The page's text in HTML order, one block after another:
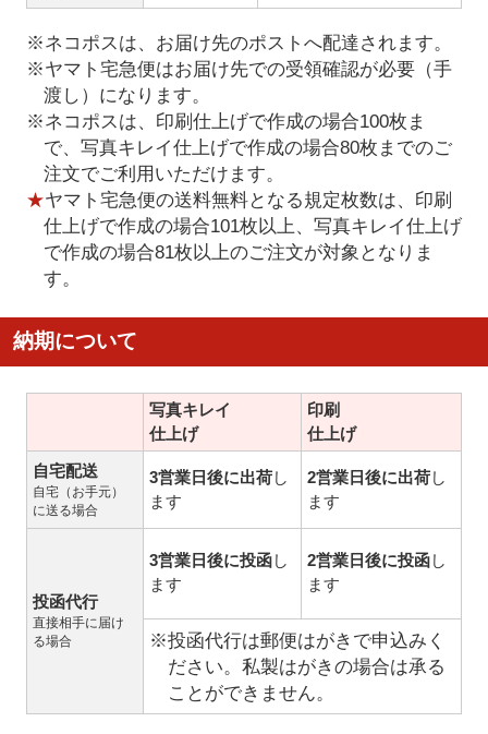
※ネコポスは、お届け先のポストへ配達されます。
※ヤマト宅急便はお届け先での受領確認が必要（手
渡し）になります。
※ネコポスは、印刷仕上げで作成の場合100枚ま
で、写真キレイ仕上げで作成の場合80枚までのご
注文でご利用いただけます。
★ヤマト宅急便の送料無料となる規定枚数は、印刷
仕上げで作成の場合101枚以上、写真キレイ仕上げ
で作成の場合81枚以上のご注文が対象となりま
す。
納期について
写真キレイ
仕上げ
印刷
仕上げ
自宅配送
自宅（お手元）
に送る場合
3営業日後に出荷し
ます
2営業日後に出荷し
ます
投函代行
直接相手に届け
る場合
3営業日後に投函し
ます
2営業日後に投函し
ます
※投函代行は郵便はがきで申込みく
ださい。私製はがきの場合は承る
ことができません。